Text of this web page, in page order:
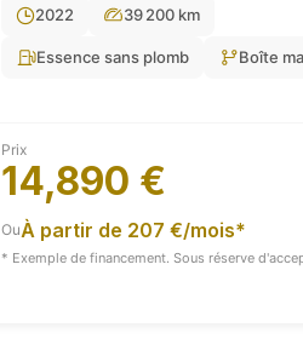
2022 39 200 km
Essence sans plomb Boîte
Prix
14,890 €
OuÀ partir de 207 €/mois*
* Exemple de financement. Sous réserve